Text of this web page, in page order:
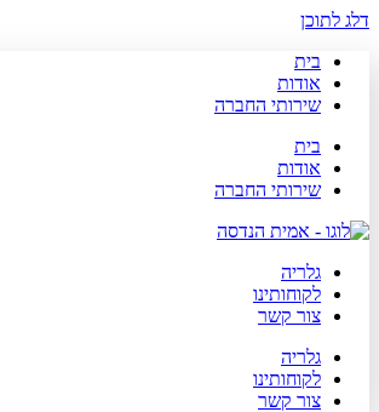
דלג לתוכן
בית
אודות
שירותי החברה
בית
אודות
שירותי החברה
גלריה
לקוחותינו
צור קשר
גלריה
לקוחותינו
צור קשר